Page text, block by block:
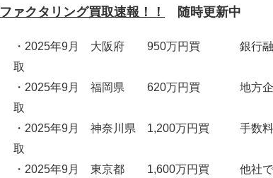
ファクタリング買取速報！！ 随時更新中
・2025年9月 大阪府 950万円買
取
銀行
・2025年9月 福岡県 620万円買
取
地方
・2025年9月 神奈川県 1,200万円買
取
手数
・2025年9月 東京都 1,600万円買
他社